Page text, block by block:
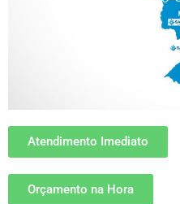
Atendimento Imediato
Orçamento na Hora